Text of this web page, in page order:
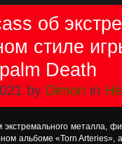
об
стиле
Death
by Dimon in
экстремального металла,
альбоме «Torn Arteries»,